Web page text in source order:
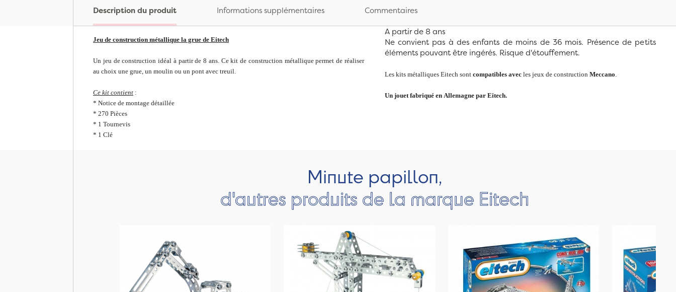
Description du produit Informations supplémentaires Commentaires
Jeu de construction métallique la grue de Eitech
Un jeu de construction idéal à partir de 8 ans. Ce kit de construction métallique permet de réaliser
au choix une grue, un moulin ou un pont avec treuil.
Ce kit contient :
* Notice de montage détaillée
* 270 Pièces
* 1 Tournevis
* 1 Clé
A partir de 8 ans
Ne convient pas à des enfants de moins de 36 mois. Présence de petits
éléments pouvant être ingérés. Risque d'étouffement.
Les kits métalliques Eitech sont compatibles avecles jeux de construction Meccano
Un jouet fabriqué en Allemagne par Eitech.
Minute papillon,
d'autres produits de la marque Eitech